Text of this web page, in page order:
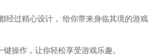
经过精心设计， 给你带来身临其境的游戏
操作，让你轻松享受游戏乐趣。